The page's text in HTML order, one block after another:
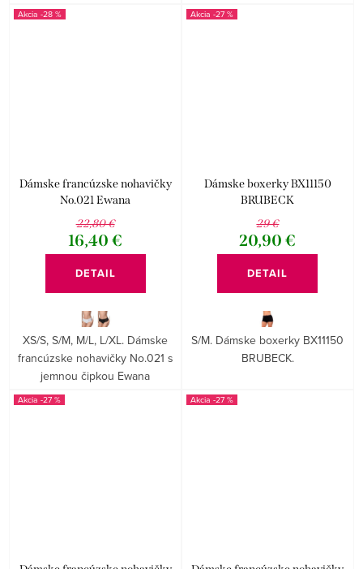
-28 %
Dámske francúzske nohavičky
No.021 Ewana
22,80 €
16,40 €
DETAIL
XS/S, S/M, M/L, L/XL. Dámske
francúzske nohavičky No.021 s
jemnou čipkou Ewana
-27 %
Dámske boxerky BX11150
BRUBECK
29 €
20,90 €
DETAIL
S/M. Dámske boxerky BX11150
BRUBECK.
-27 % -27 %